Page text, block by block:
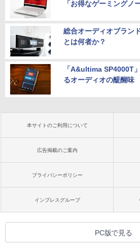
「お得なゲーミングノ
総合オーディオブラン
とは何者か？
「A&ultima SP4000T
るオーディオの醍醐味
本サイトのご利用について
広告掲載のご案内
プライバシーポリシー
インプレスグループ
PC版で見る